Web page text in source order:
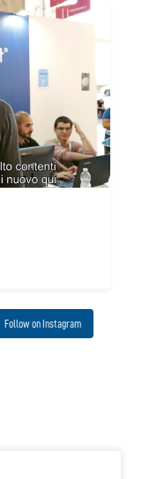
Follow on Instagram